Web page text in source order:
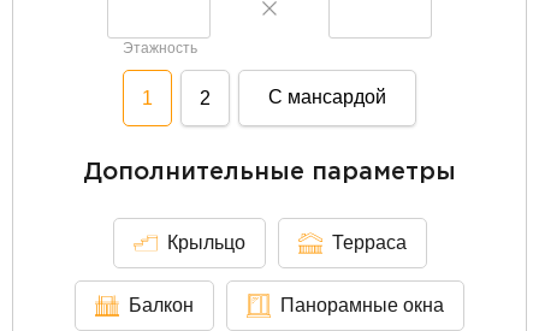
Этажность
1 2 С мансардой
Дополнительные параметры
Крыльцо Терраса
Балкон Панорамные окна